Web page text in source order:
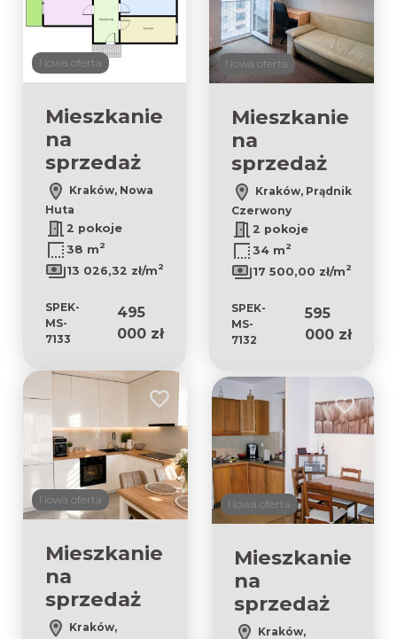
Nowa oferta
Mieszkanie
na
sprzedaż
Kraków, Nowa
Huta
2 pokoje
38 m2
13 026,32 zł/m2
SPEK-
MS-
7133
495
000 zł
Nowa oferta
Mieszkanie
na
sprzedaż
Kraków, Prądnik
Czerwony
2 pokoje
34 m2
17 500,00 zł/m2
SPEK-
MS-
7132
595
000 zł
Nowa oferta
Dodaj do ulubionych
Mieszkanie
na
sprzedaż
Kraków,
Nowa oferta
Dodaj do
Mieszkanie
na
sprzedaż
Kraków,